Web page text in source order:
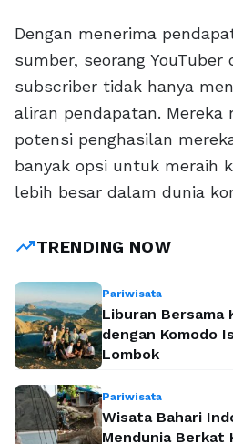
Dengan menerima
sumber, seorang YouTuber
subscriber tidak hanya
aliran pendapatan. Mereka
potensi penghasilan
banyak opsi untuk meraih
lebih besar dalam dunia
trending_upTRENDING NOW
Pariwisata
Liburan Bersama
dengan Komodo
Lombok
Pariwisata
Wisata Bahari
Mendunia Berkat